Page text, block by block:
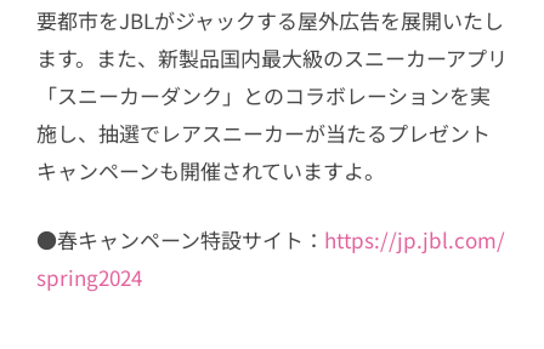
要都市をJBLがジャックする屋外広告を展開いたし
ます。また、新製品国内最大級のスニーカーアプリ
「スニーカーダンク」とのコラボレーションを実
施し、抽選でレアスニーカーが当たるプレゼント
キャンペーンも開催されていますよ。
●春キャンペーン特設サイト： https://jp.jbl.com/
spring2024